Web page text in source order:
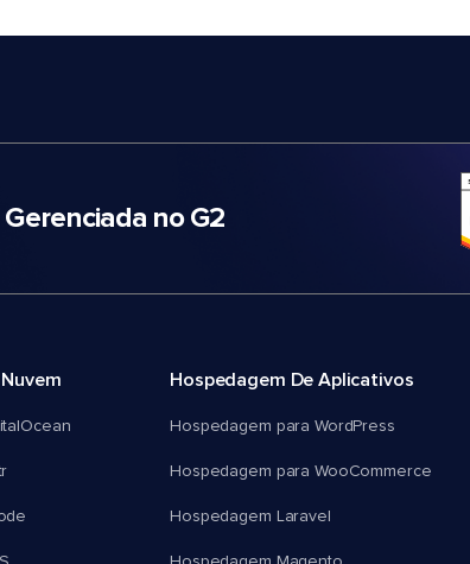
no G2
Hospedagem De Aplicativos
Hospedagem para WordPress
Hospedagem para WooCommerce
Hospedagem Laravel